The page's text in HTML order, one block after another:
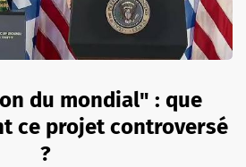
du mondial" : que
ce projet controversé
?